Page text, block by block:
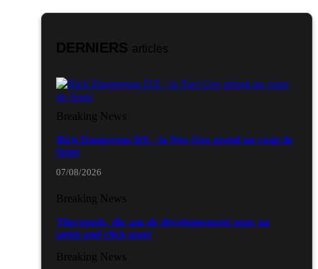
DERNIERS articles
Breaking News
Rick Dangerous DX : la Neo Geo prend un coup de
fouet
07/08/2026
Breaking News
Theropods, dix ans de développement pour un
point-and-click muet
Breaking News